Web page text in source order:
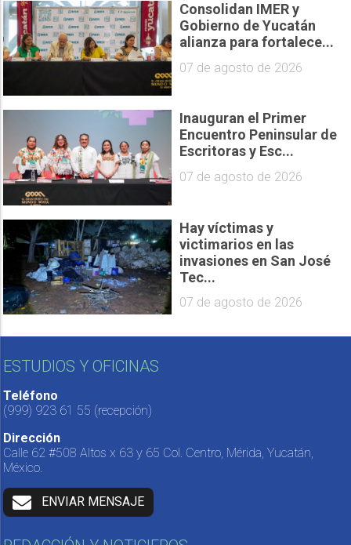
Consolidan IMER y
Gobierno de Yucatán
alianza para fortalece...
07 de agosto de 2026
Inauguran el Primer
Encuentro Peninsular de
Escritoras y Esc...
07 de agosto de 2026
Hay víctimas y
victimarios en las
invasiones en San José
Tec...
07 de agosto de 2026
ESTUDIOS Y OFICINAS
Teléfono
(999) 923 61 55 (recepción)
Dirección
Calle 62 #508 Altos x 63 y 65 Col. Centro, Mérida, Yucatán,
México.
ENVIAR MENSAJE